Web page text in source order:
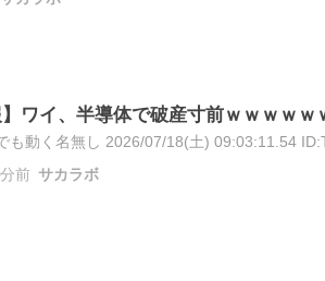
】ワイ、半導体で破産寸前ｗｗｗｗｗ
も動く名無し 2026/07/18(土) 09:03:11.54
前 サカラボ